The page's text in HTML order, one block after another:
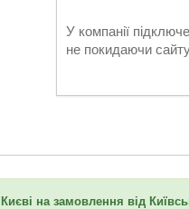
У компанії
не покидаючи
на замовлення від